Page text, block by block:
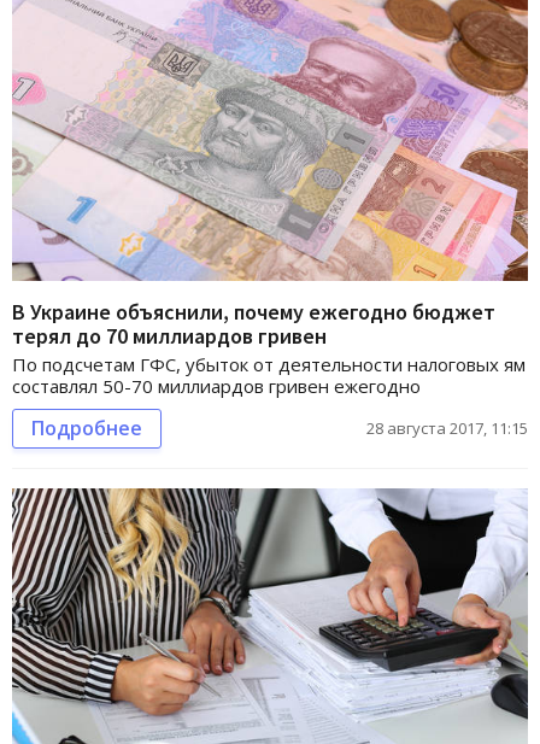
В Украине объяснили, почему ежегодно бюджет
терял до 70 миллиардов гривен
По подсчетам ГФС, убыток от деятельности налоговых ям
составлял 50-70 миллиардов гривен ежегодно
Подробнее 28 августа 2017, 11:15